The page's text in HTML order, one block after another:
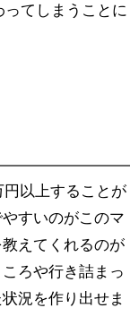
てしまうことに
以上することが
すいのがこのマ
えてくれるのが
ろや行き詰まっ
況を作り出せま